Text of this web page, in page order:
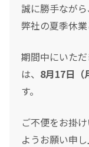
誠に勝手ながら
弊社の夏季休業
期間中にいた
は、 8月17日（
す。
ご不便をお掛
ようお願い申し